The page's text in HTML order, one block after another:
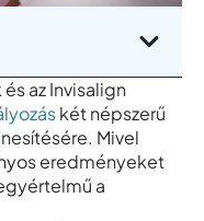
az Invisalign
két népszerű
Mivel
eredményeket
a